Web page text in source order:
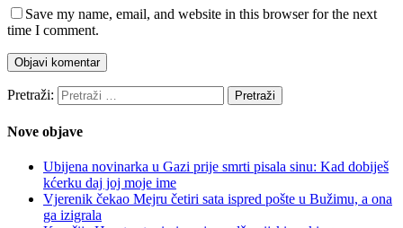
Save my name, email, and website in this browser for the next
time I comment.
Pretraži:
Nove objave
Ubijena novinarka u Gazi prije smrti pisala sinu: Kad dobiješ
kćerku daj joj moje ime
Vjerenik čekao Mejru četiri sata ispred pošte u Bužimu, a ona
ga izigrala